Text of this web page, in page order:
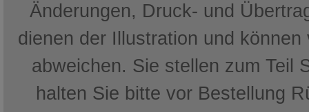
Änderungen, Druck- und
dienen der Illustration und
abweichen. Sie stellen zum Teil
halten Sie bitte vor Bestellung